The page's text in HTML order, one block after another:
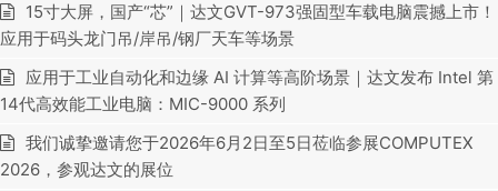
15寸大屏，国产“芯”｜达文GVT-973强固型车载电脑震撼上市！
应用于码头龙门吊/岸吊/钢厂天车等场景
应用于工业自动化和边缘 AI 计算等高阶场景｜达文发布 Intel 第
14代高效能工业电脑：MIC-9000 系列
我们诚挚邀请您于2026年6月2日至5日莅临参展COMPUTEX
2026，参观达文的展位